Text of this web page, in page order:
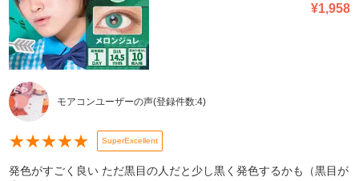
¥1,958
モアコンユーザーの声(登録件数:4)
★★★★★ SuperExcellent
発色がすごく良い ただ黒目の人だと少し黒く発色するかも（黒目が